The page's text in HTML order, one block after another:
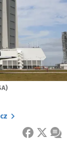
FACEBOOK
X